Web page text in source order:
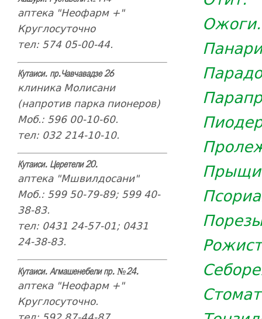
аптека "Неофарм +"
Круглосуточно
тел: 574 05-00-44.
Кутаиси. пр.Чавчавадзе 26
клиника Молисани
(напротив парка пионеров)
Моб.: 596 00-10-60.
тел: 032 214-10-10.
Кутаиси. Церетели 20.
аптека "Мшвилдосани"
Моб.: 599 50-79-89; 599 40-
38-83.
тел: 0431 24-57-01; 0431
24-38-83.
Кутаиси. Агмашенебели пр. №24.
аптека "Неофарм +"
Круглосуточно.
Ожоги.